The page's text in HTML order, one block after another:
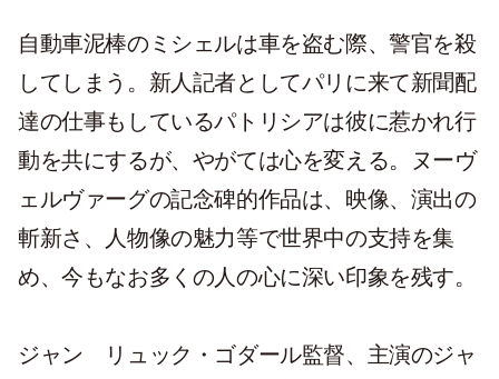
自動車泥棒のミシェルは車を盗む際、警官を殺
してしまう。新人記者としてパリに来て新聞配
達の仕事もしているパトリシアは彼に惹かれ行
動を共にするが、やがては心を変える。ヌーヴ
ェルヴァーグの記念碑的作品は、映像、演出の
斬新さ、人物像の魅力等で世界中の支持を集
め、今もなお多くの人の心に深い印象を残す。
ジャン゠リュック・ゴダール監督、主演のジャ